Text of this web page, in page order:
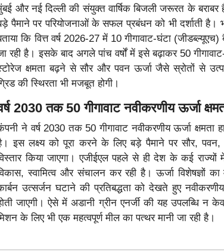
और नई दिल्ली की संयुक्त वार्षिक बिजली जरूरत के
पैमाने पर परियोजनाओं के सफल प्रबंधन को भी दर्शाती है।
कि वित्त वर्ष 2026-27 में 10 गीगावाट-घंटा
रही है। इसके बाद अगले पांच वर्षों में इसे बढ़ाकर 50
क्षमता बढ़ने से सौर और पवन ऊर्जा जैसे स्रोतों से
की स्थिरता भी मजबूत होगी।
2030 तक 50 गीगावाट नवीकरणीय ऊर्जा
ने वर्ष 2030 तक 50 गीगावाट नवीकरणीय ऊर्जा क्षमता
इस लक्ष्य को पूरा करने के लिए बड़े पैमाने पर सौर, पवन,
किया जाएगा। एजीईएल पहले से ही देश के कई
स्वामित्व और संचालन कर रही है। ऊर्जा विशेषज्ञों
उत्सर्जन घटाने की प्रतिबद्धता को देखते हुए
जाएगी। ऐसे में अडानी ग्रीन एनर्जी की यह उपलब्धि न
के लिए भी एक महत्वपूर्ण मील का पत्थर मानी जा रही है।